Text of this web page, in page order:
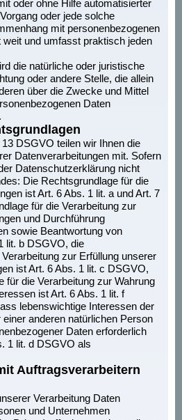
oder ohne Hilfe automatisierter
oder jede solche
mit personenbezogenen
und umfasst praktisch jeden
die natürliche oder juristische
oder andere Stelle, die allein
über die Zwecke und Mittel
Daten
DSGVO teilen wir Ihnen die
Datenverarbeitungen mit. Sofern
Datenschutzerklärung nicht
Die Rechtsgrundlage für die
ist Art. 6 Abs. 1 lit. a und Art. 7
für die Verarbeitung zur
und Durchführung
sowie Beantwortung von
lit. b DSGVO, die
zur Erfüllung unserer
ist Art. 6 Abs. 1 lit. c DSGVO,
für die Verarbeitung zur Wahrung
ist Art. 6 Abs. 1 lit. f
lebenswichtige Interessen der
anderen natürlichen Person
Daten erforderlich
1 lit. d DSGVO als
Auftragsverarbeitern
Verarbeitung Daten
und Unternehmen